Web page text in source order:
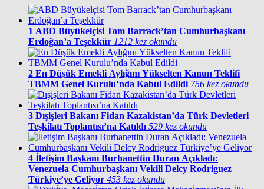
1 ABD Büyükelçisi Tom Barrack’tan Cumhurbaşkanı
Erdoğan’a Teşekkür 1212 kez okundu
2 En Düşük Emekli Aylığını Yükselten Kanun Teklifi
TBMM Genel Kurulu’nda Kabul Edildi 756 kez okundu
3 Dışişleri Bakanı Fidan Kazakistan’da Türk Devletleri
Teşkilatı Toplantısı’na Katıldı 529 kez okundu
4 İletişim Başkanı Burhanettin Duran Açıkladı:
Venezuela Cumhurbaşkanı Vekili Delcy Rodriguez
Türkiye’ye Geliyor 453 kez okundu